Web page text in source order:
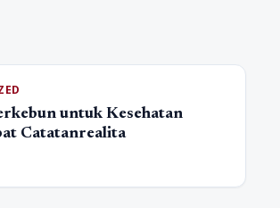
untuk Kesehatan
Catatanrealita